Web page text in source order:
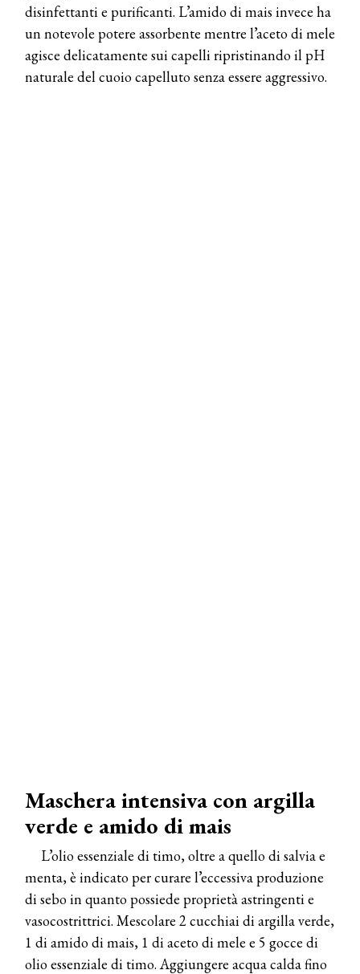
disinfettanti e purificanti. L’amido di mais invece ha
un notevole potere assorbente mentre l’aceto di mele
agisce delicatamente sui capelli ripristinando il pH
naturale del cuoio capelluto senza essere aggressivo.
Maschera intensiva con argilla
verde e amido di mais
L’olio essenziale di timo, oltre a quello di salvia e
menta, è indicato per curare l’eccessiva produzione
di sebo in quanto possiede proprietà astringenti e
vasocostrittrici. Mescolare 2 cucchiai di argilla verde,
1 di amido di mais, 1 di aceto di mele e 5 gocce di
olio essenziale di timo. Aggiungere acqua calda fino